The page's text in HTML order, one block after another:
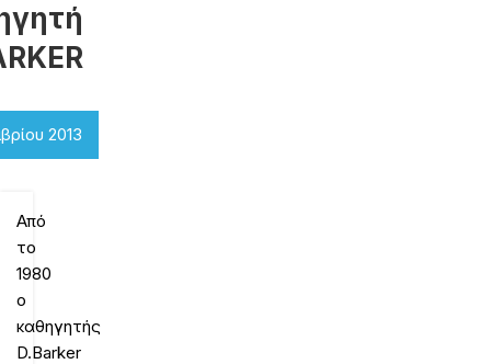
2013
Από
το
1980
ο
καθηγητής
D.Barker